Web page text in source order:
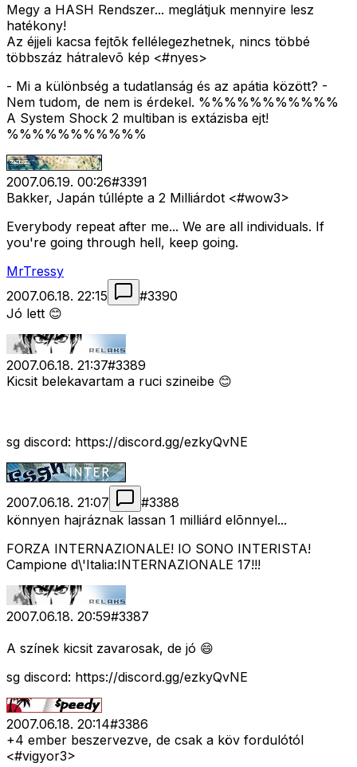
Megy a HASH Rendszer... meglátjuk mennyire lesz
hatékony!
Az éjjeli kacsa fejtõk fellélegezhetnek, nincs többé
többszáz hátralevõ kép <#nyes>
- Mi a különbség a tudatlanság és az apátia között? -
Nem tudom, de nem is érdekel. %%%%%%%%%%%
A System Shock 2 multiban is extázisba ejt!
%%%%%%%%%%%
2007.06.19. 00:26#3391
Bakker, Japán túllépte a 2 Milliárdot <#wow3>
Everybody repeat after me... We are all individuals. If
you're going through hell, keep going.
MrTressy
2007.06.18. 22:15
#3390
Jó lett 😊
2007.06.18. 21:37#3389
Kicsit belekavartam a ruci szineibe 😊
sg discord: https://discord.gg/ezkyQvNE
2007.06.18. 21:07 #3388
könnyen hajráznak lassan 1 milliárd elõnnyel...
FORZA INTERNAZIONALE! IO SONO INTERISTA!
Campione d\'Italia:INTERNAZIONALE 17!!!
2007.06.18. 20:59#3387
A színek kicsit zavarosak, de jó 😄
sg discord: https://discord.gg/ezkyQvNE
2007.06.18. 20:14#3386
+4 ember beszervezve, de csak a köv fordulótól
<#vigyor3>